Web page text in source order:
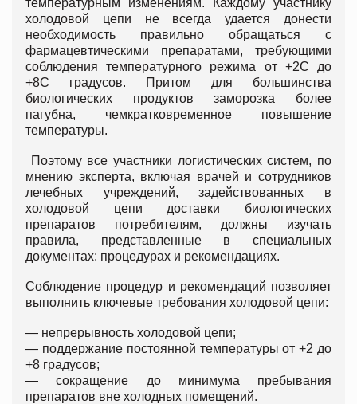
холодовой цепи не всегда удается донести
необходимость правильно обращаться с
фармацевтическими препаратами, требующими
соблюдения температурного режима от +2С до
+8С градусов. Притом для большинства
биологических продуктов заморозка более
пагубна, чемкратковременное повышение
температуры.
Поэтому все участники логистических систем, по
мнению эксперта, включая врачей и сотрудников
лечебных учреждений, задействованных в
холодовой цепи доставки биологических
препаратов потребителям, должны изучать
правила, представленные в специальных
документах: процедурах и рекомендациях.
Соблюдение процедур и рекомендаций позволяет
выполнить ключевые требования холодовой цепи:
— непрерывность холодовой цепи;
— поддержание постоянной температуры от +2 до
+8 градусов;
— сокращение до минимума пребывания
препаратов вне холодных помещений.